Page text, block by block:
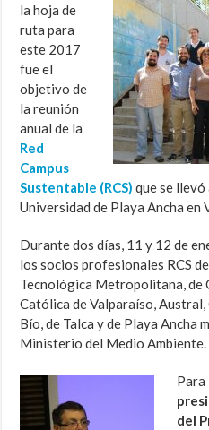
la hoja de
ruta para
este 2017
fue el
objetivo de
la reunión
anual de la
Red
Campus
Sustentable (RCS) que se llevó
Universidad de Playa Ancha en
Durante dos días, 11 y 12 de
los socios profesionales RCS
Tecnológica Metropolitana, de
Católica de Valparaíso,
Bío, de Talca y de Playa Ancha
Ministerio del Medio Ambiente.
Para
del